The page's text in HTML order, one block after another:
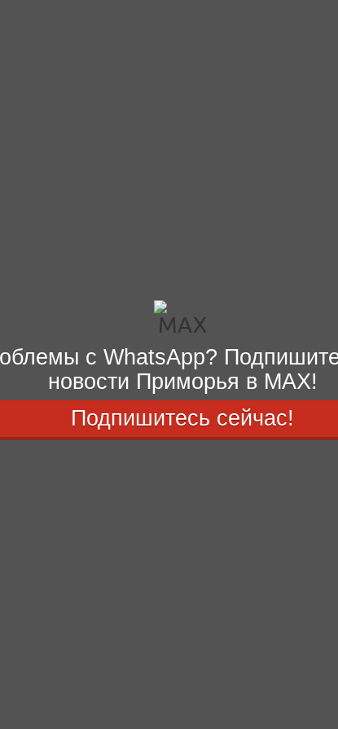
с WhatsApp?
новости Приморья в MAX!
Подпишитесь сейчас!